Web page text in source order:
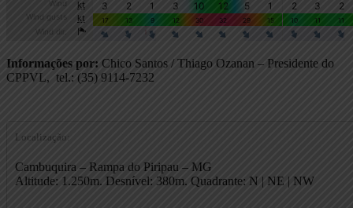
Informações por: Chico Santos / Thiago Ozanan – Presidente do
CPPVL, tel.: (35) 9114-7232
Localização:
Cambuquira – Rampa do Piripau – MG
Altitude: 1.250m. Desnível: 380m. Quadrante: N | NE | NW